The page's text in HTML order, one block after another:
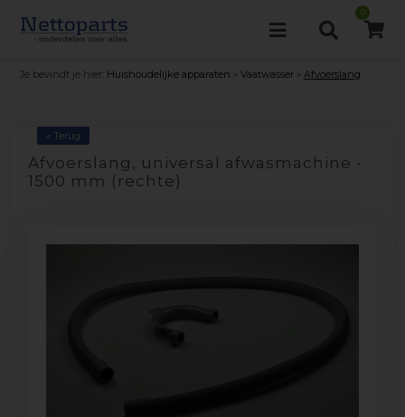
0
Je bevindt je hier: Huishoudelijke apparaten »Vaatwasser »Afvoerslang
« Terug
Afvoerslang, universal afwasmachine -
1500 mm (rechte)